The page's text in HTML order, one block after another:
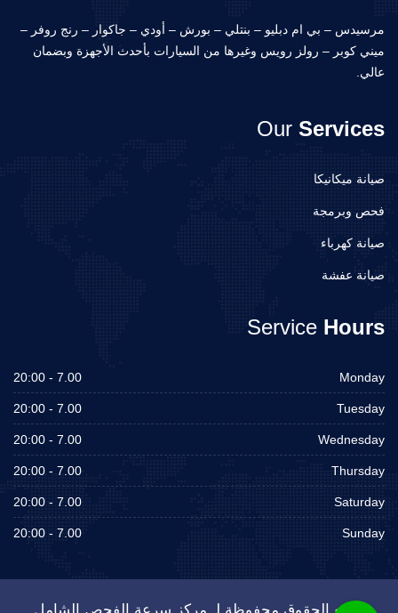
مرسيدس – بي ام دبليو – بنتلي – بورش – أودي – جاكوار – رنج روفر –
ميني كوبر – رولز رويس وغيرها من السيارات بأحدث الأجهزة وبضمان
عالي.
Our Services
صيانة ميكانيكا
فحص وبرمجة
صيانة كهرباء
صيانة عفشة
Service Hours
Monday
7.00 - 20:00
Tuesday
7.00 - 20:00
Wednesday
7.00 - 20:00
Thursday
7.00 - 20:00
Saturday
7.00 - 20:00
Sunday
7.00 - 20:00